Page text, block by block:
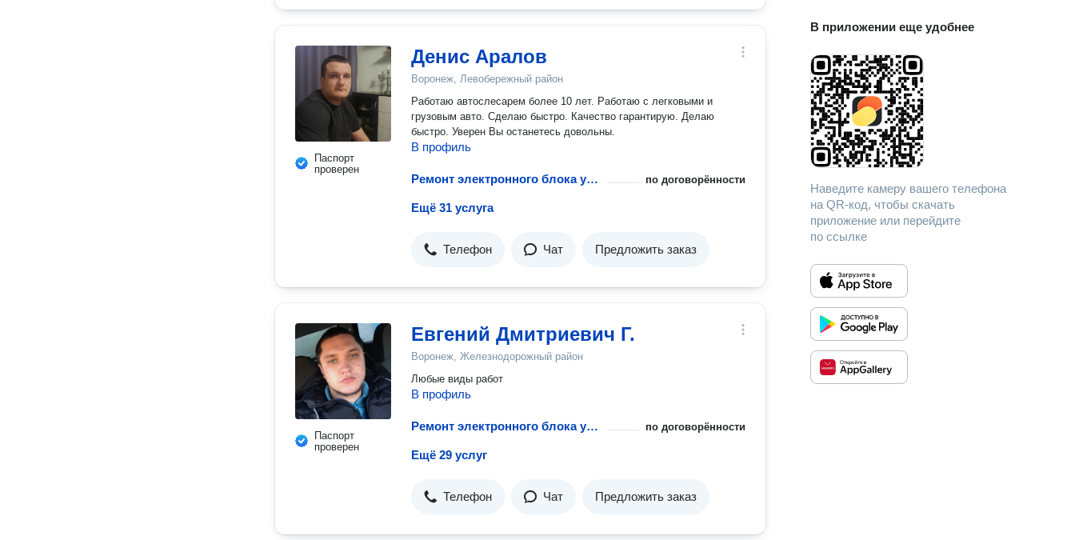
Паспорт
проверен
Денис Аралов
Воронеж, Левобережный район
Работаю автослесарем более 10 лет. Работаю с легковыми и
грузовым авто. Сделаю быстро. Качество гарантирую. Делаю
быстро. Уверен Вы останетесь довольны.
В профиль
Ремонт электронного блока управления по договорённости
Ещё 31 услуга
Телефон Чат Предложить заказ
Паспорт
проверен
Евгений Дмитриевич Г.
Воронеж, Железнодорожный район
Любые виды работ
В профиль
Ремонт электронного блока управления по договорённости
Ещё 29 услуг
Телефон Чат Предложить заказ
В приложении еще удобнее
Наведите камеру вашего телефона
на QR-код, чтобы скачать
приложение или перейдите
по ссылке